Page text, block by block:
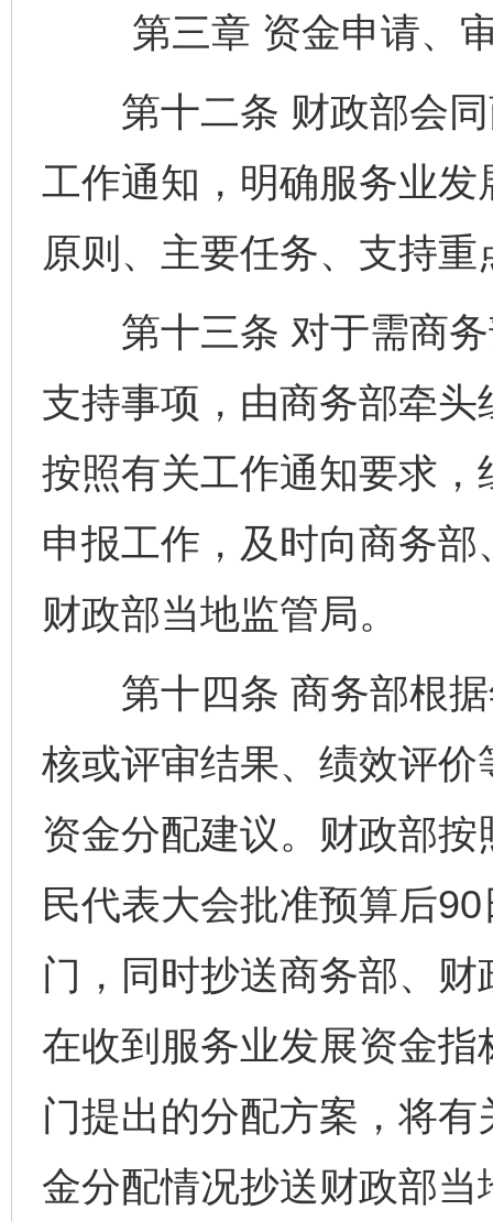
第三章 资金申请、审
第十二条 财政部会同
工作通知，明确服务业
原则、主要任务、支持
第十三条 对于需商务
支持事项，由商务部牵
按照有关工作通知要求
申报工作，及时向商务
财政部当地监管局。
第十四条 商务部根据
核或评审结果、绩效评
资金分配建议。财政部
民代表大会批准预算后
门，同时抄送商务部、
在收到服务业发展资金
门提出的分配方案，将
金分配情况抄送财政部